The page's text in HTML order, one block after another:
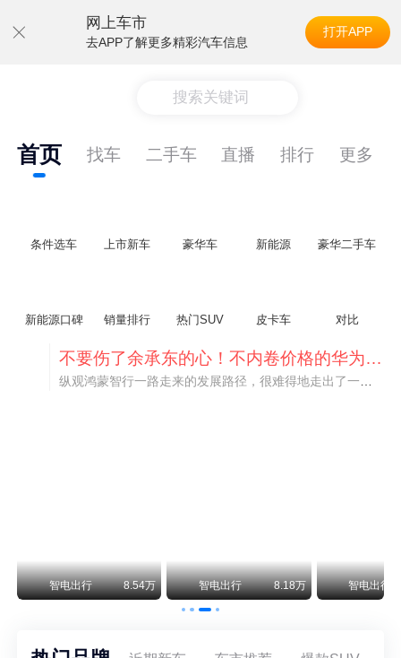
网上车市
去APP了解更多精彩汽车信息
打开APP
搜索关键词
首页 找车 二手车 直播 排行 更多
条件选车 上市新车 豪华车 新能源 豪华二手车
新能源口碑 销量排行 热门SUV 皮卡车 对比
不要伤了余承东的心！不内卷价格的华为，弥足珍贵！
智电出行 8.54万 智电出行 8.18万 智电出行